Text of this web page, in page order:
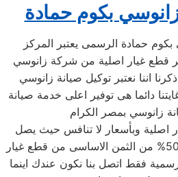
بكوم حمادة
حمادة الرسمى يعتبر المركز
قطع غيار اصلية من شركة زانوسي
اننا نعتبر توكيل صيانة زانوسي
دائما هى توفير اعلى خدمة صيانة
زانوسي بمصر الكرام
الخصم الى ما يصل الى 50% من الثمن الاساسى من قطع غيار
فقط اتصل بنا نكون عندك اينما